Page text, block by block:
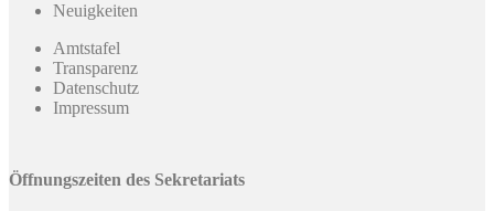
Neuigkeiten
Amtstafel
Transparenz
Datenschutz
Impressum
Öffnungszeiten des Sekretariats